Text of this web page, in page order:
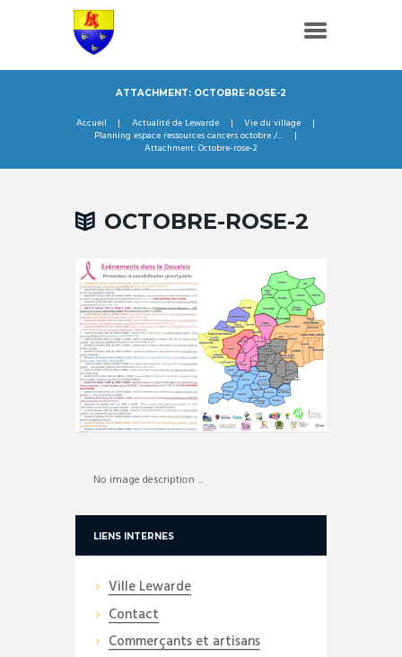
ATTACHMENT: OCTOBRE-ROSE-2
Accueil Actualité de Lewarde
Vie du village
Planning espace ressources cancers octobre /...
Attachment: Octobre-rose-2
OCTOBRE-ROSE-2
No image description ...
LIENS INTERNES
Ville Lewarde
Contact
Commerçants et artisans